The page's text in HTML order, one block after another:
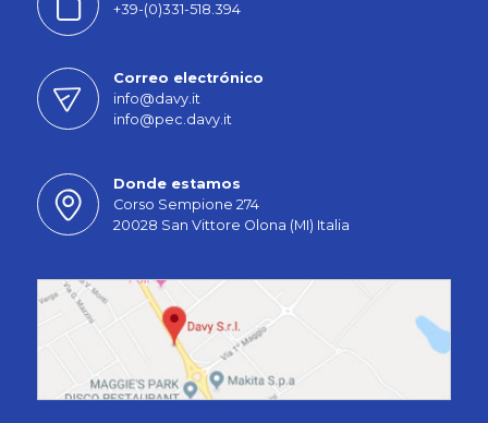
+39-(0)331-518.394
Correo electrónico
info@davy.it
info@pec.davy.it
Donde estamos
Corso Sempione 274
20028 San Vittore Olona (MI) Italia